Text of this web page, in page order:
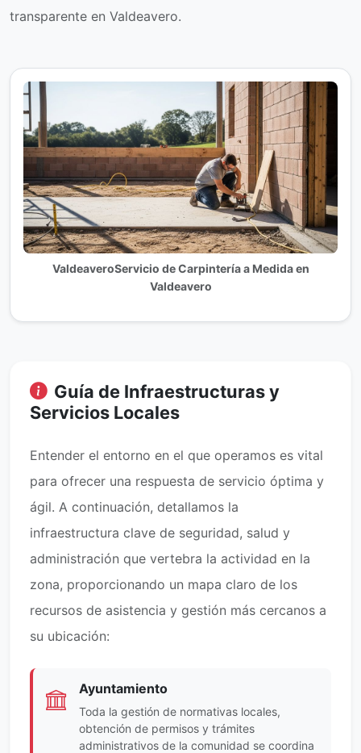
transparente en Valdeavero.
ValdeaveroServicio de Carpintería a Medida en
Valdeavero
Guía de Infraestructuras y
Servicios Locales
Entender el entorno en el que operamos es vital
para ofrecer una respuesta de servicio óptima y
ágil. A continuación, detallamos la
infraestructura clave de seguridad, salud y
administración que vertebra la actividad en la
zona, proporcionando un mapa claro de los
recursos de asistencia y gestión más cercanos a
su ubicación:
Ayuntamiento
Toda la gestión de normativas locales,
obtención de permisos y trámites
administrativos de la comunidad se coordina